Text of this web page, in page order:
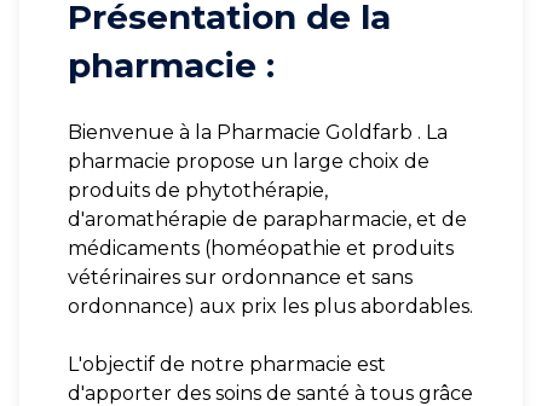
Présentation de la
pharmacie :
Bienvenue à la Pharmacie Goldfarb . La
pharmacie propose un large choix de
produits de phytothérapie,
d'aromathérapie de parapharmacie, et de
médicaments (homéopathie et produits
vétérinaires sur ordonnance et sans
ordonnance) aux prix les plus abordables.
L'objectif de notre pharmacie est
d'apporter des soins de santé à tous grâce